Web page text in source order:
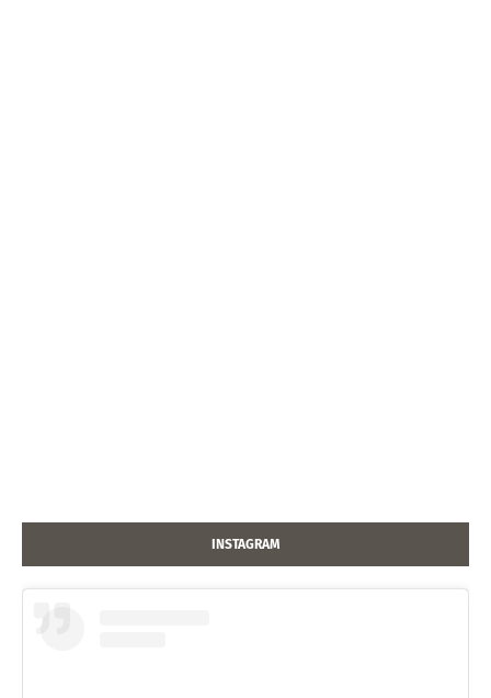
INSTAGRAM